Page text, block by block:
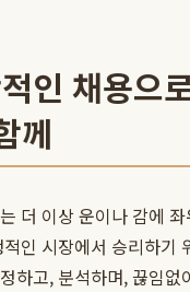
인 채용으
께
더 이상 운이나 감에
인 시장에서 승리하기
하고, 분석하며, 끊임없